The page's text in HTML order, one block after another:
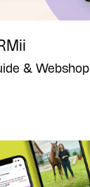
& Webshop